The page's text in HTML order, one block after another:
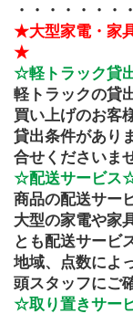
・・・・・・・
★大型家電・家
★
☆軽トラック貸
軽トラックの貸
買い上げのお客
貸出条件があり
合せくださいませ
☆配送サービス
商品の配送サー
大型の家電や家
とも配送サービ
地域、点数によ
頭スタッフにご
☆取り置きサー